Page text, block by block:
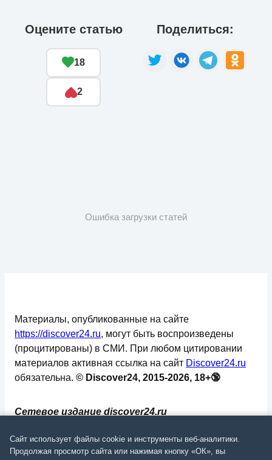
Оцените статью
18
2
Поделиться:
Ошибка загрузки статей
Сетевое издание discover24.ru
надзору в сфере связи, информационных
технологий и массовых коммуникаций
Материалы, опубликованные на сайте
https://discover24.ru, могут быть воспроизведены
(процитированы) в СМИ. При любом цитировании
материалов активная ссылка на сайт Discover24.ru
обязательна. © Discover24, 2015-2026, 18+🔞
Сайт использует файлы cookie и инструменты веб-аналитики.
Продолжая просмотр сайта или нажимая кнопку «ОК», вы